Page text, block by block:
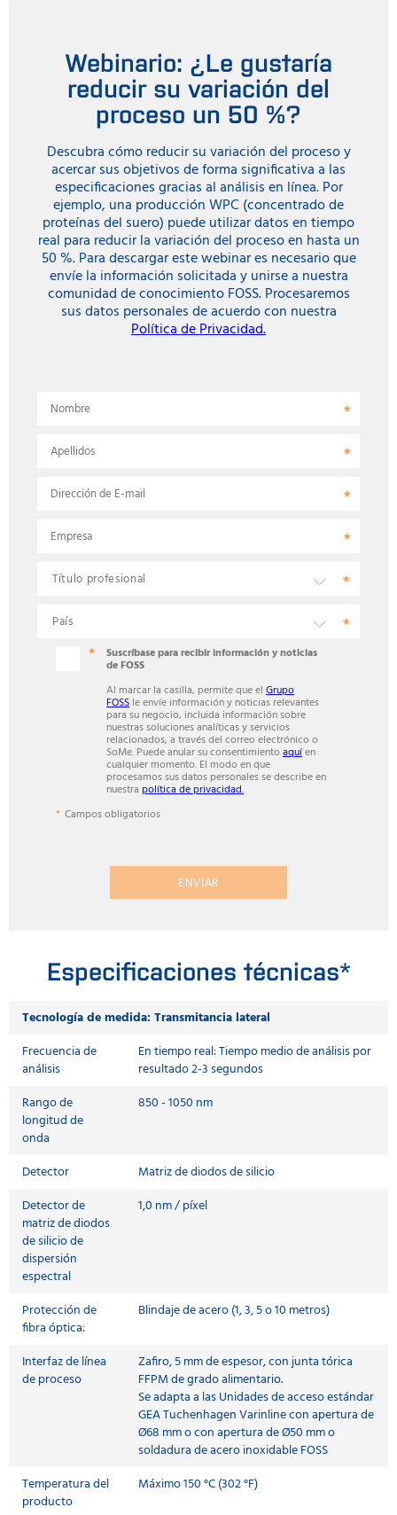
Webinario: ¿Le gustaría
reducir su variación del
proceso un 50 %?
Descubra cómo reducir su variación del proceso y
acercar sus objetivos de forma significativa a las
especificaciones gracias al análisis en línea. Por
ejemplo, una producción WPC (concentrado de
proteínas del suero) puede utilizar datos en tiempo
real para reducir la variación del proceso en hasta un
50 %. Para descargar este webinar es necesario que
envíe la información solicitada y unirse a nuestra
comunidad de conocimiento FOSS. Procesaremos
sus datos personales de acuerdo con nuestra
Política de Privacidad.
Nombre
Apellidos
Dirección de E-mail
Empresa
Suscríbase para recibir información y noticias
de FOSS
Al marcar la casilla, permite que el Grupo
FOSS le envíe información y noticias relevantes
para su negocio, incluida información sobre
nuestras soluciones analíticas y servicios
relacionados, a través del correo electrónico o
SoMe. Puede anular su consentimiento aquíen
cualquier momento. El modo en que
procesamos sus datos personales se describe en
nuestra política de privacidad.
Campos obligatorios
ENVIAR
Especificaciones técnicas*
Tecnología de medida: Transmitancia lateral
Frecuencia de
análisis
En tiempo real: Tiempo medio de análisis por
resultado 2-3 segundos
Rango de
longitud de
onda
850 - 1050 nm
Detector
Matriz de diodos de silicio
Detector de
matriz de diodos
de silicio de
dispersión
espectral
1,0 nm / píxel
Protección de
fibra óptica:
Blindaje de acero (1, 3, 5 o 10 metros)
Interfaz de línea
de proceso
Zafiro, 5 mm de espesor, con junta tórica
FFPM de grado alimentario.
Se adapta a las Unidades de acceso estándar
GEA Tuchenhagen Varinline con apertura de
Ø68 mm o con apertura de Ø50 mm o
soldadura de acero inoxidable FOSS
Temperatura del
producto
Máximo 150 °C (302 °F)